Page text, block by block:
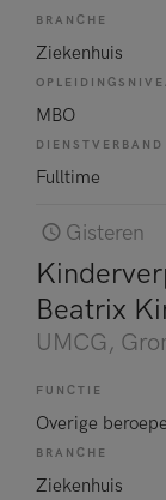
BRANCHE
Ziekenhuis
MBO
DIENSTVERBAND
Fulltime
Gisteren
Beatrix
UMCG,
FUNCTIE
Overige
BRANCHE
Ziekenhuis